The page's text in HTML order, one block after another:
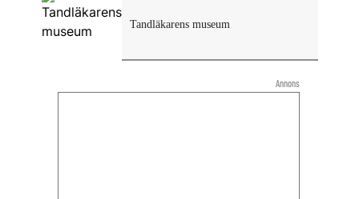
Tandläkarens museum
Annons